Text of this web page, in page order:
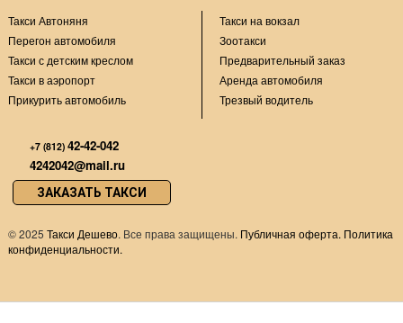
Такси Автоняня
Перегон автомобиля
Такси с детским креслом
Такси в аэропорт
Прикурить автомобиль
Такси на вокзал
Зоотакси
Предварительный заказ
Аренда автомобиля
Трезвый водитель
+7 (812) 42-42-042
4242042@mail.ru
ЗАКАЗАТЬ ТАКСИ
©2025 Такси Дешево. Все права защищены. Публичная оферта. Политика
конфиденциальности.